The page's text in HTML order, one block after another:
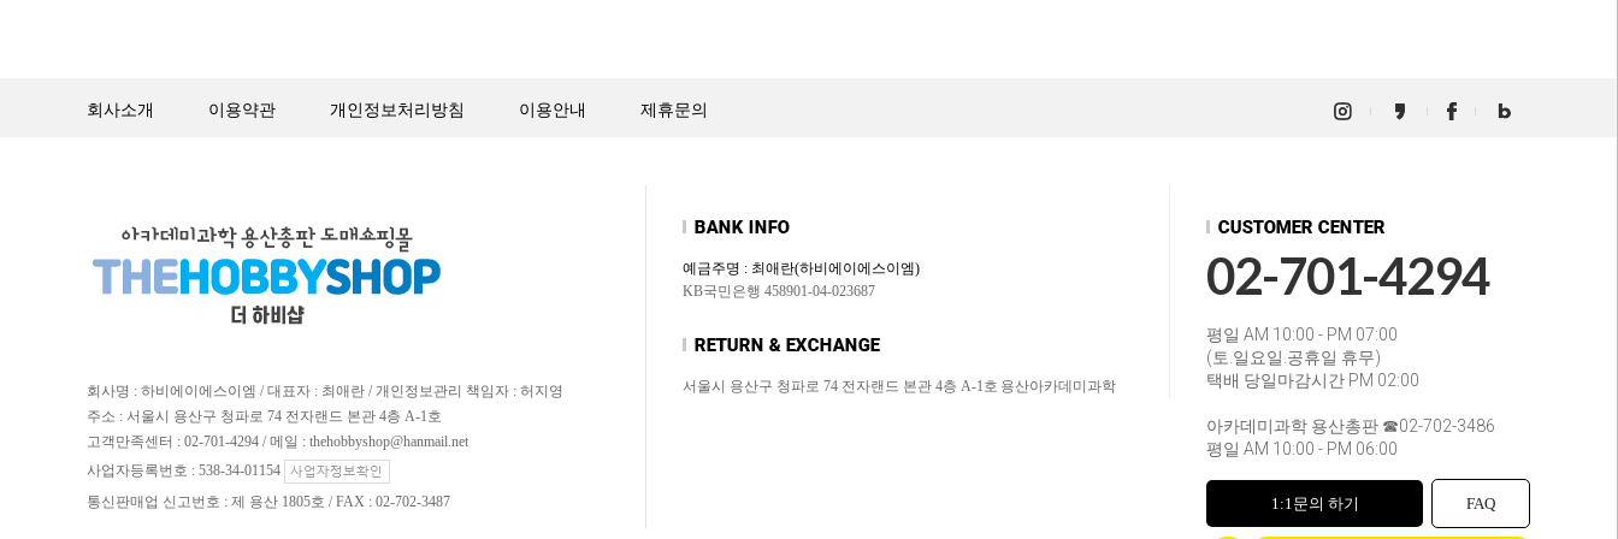
회사소개 이용약관 개인정보처리방침 이용안내 제휴문의
회사명 : 하비에이에스이엠 / 대표자 : 최애란 / 개인정보관리 책임자 : 허지영
주소 : 서울시 용산구 청파로 74 전자랜드 본관 4층 A-1호
고객만족센터 : 02-701-4294 / 메일 : thehobbyshop@hanmail.net
사업자등록번호 : 538-34-01154
통신판매업 신고번호 : 제 용산 1805호 / FAX : 02-702-3487
예금주명 : 최애란(하비에이에스이엠)
KB국민은행 458901-04-023687
서울시 용산구 청파로 74 전자랜드 본관 4층 A-1호 용산아카데미과학
02-701-4294
평일 AM 10:00 - PM 07:00
(토.일요일.공휴일 휴무)
택배 당일마감시간 PM 02:00
아카데미과학 용산총판 ☎02-702-3486
평일 AM 10:00 - PM 06:00
1:1문의 하기 FAQ